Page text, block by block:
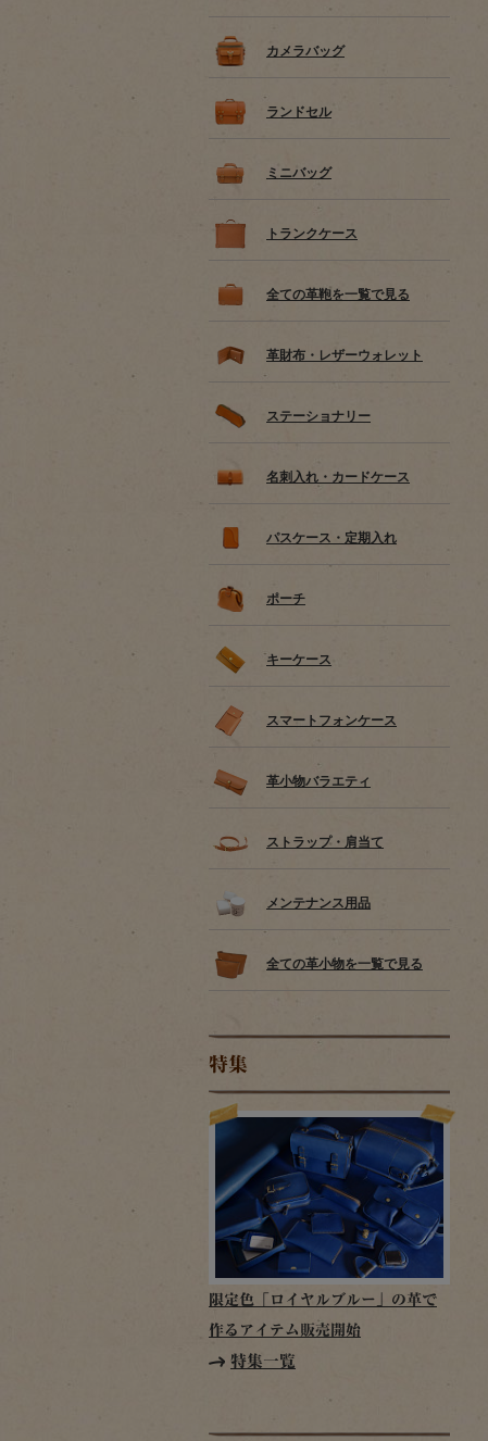
カメラバッグ
ランドセル
ミニバッグ
トランクケース
全ての革鞄を一覧で見る
革財布・レザーウォレット
ステーショナリー
名刺入れ・カードケース
パスケース・定期入れ
ポーチ
キーケース
スマートフォンケース
革小物バラエティ
ストラップ・肩当て
メンテナンス用品
全ての革小物を一覧で見る
特集
限定色「ロイヤルブルー」の革で
作るアイテム販売開始
特集一覧